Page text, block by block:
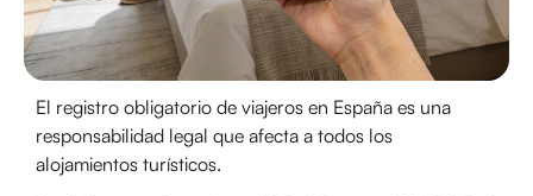
El registro obligatorio de viajeros en España es una
responsabilidad legal que afecta a todos los
alojamientos turísticos.